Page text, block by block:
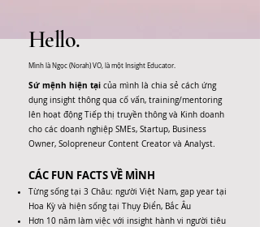
Hello.
Mình là Ngọc (Norah) VO, là một Insight Educator.
Sứ mệnh hiện tại của mình là chia sẻ cách ứng
dụng insight thông qua cố vấn, training/mentoring
lên hoạt động Tiếp thị truyền thông và Kinh doanh
cho các doanh nghiệp SMEs, Startup, Business
Owner, Solopreneur Content Creator và Analyst.
CÁC FUN FACTS VỀ MÌNH
Từng sống tại 3 Châu: người Việt Nam, gap year tại
Hoa Kỳ và hiện sống tại Thụy Điển, Bắc Âu
Hơn 10 năm làm việc với insight hành vi người tiêu